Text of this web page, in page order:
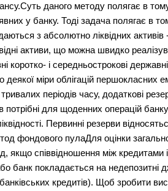
даного методу полягає в
у банку. Тоді задача полягає в
з абсолютно ліквідних
активи, що можна швидко
і середньострокові
міри облігацій першокласних
періодів часу, додаткові
потрібні для щоденних операцій
Первинні резерви
фондового пулаДля оцінки
якщо співвідношення між
банк покладається на недепозитні
кредитів). Щоб зробити